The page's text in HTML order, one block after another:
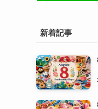
新着記事